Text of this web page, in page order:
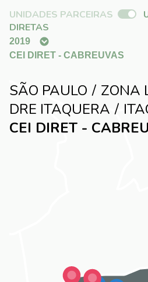
UNIDADES PARCEIRAS
DIRETAS
SÃO PAULO
ZONA
DRE ITAQUERA
CEI DIRET -